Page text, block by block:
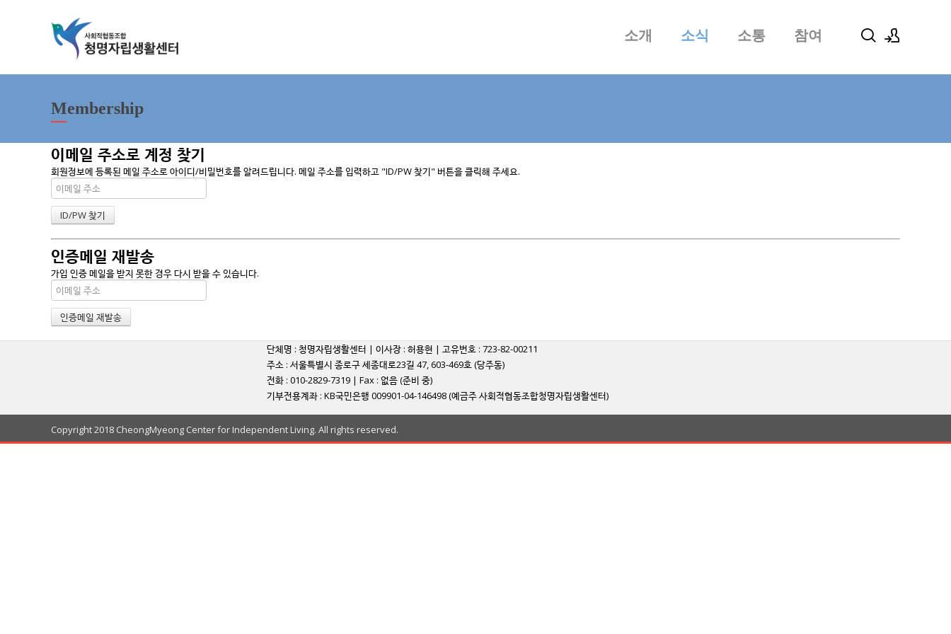
로그인
소개 소식 소통 참여
Membership
이메일 주소로 계정 찾기
회원정보에 등록된 메일 주소로 아이디/비밀번호를 알려드립니다. 메일 주소를 입력하고 "ID/PW 찾기" 버튼을 클릭해 주세요.
인증메일 재발송
가입 인증 메일을 받지 못한 경우 다시 받을 수 있습니다.
단체명 : 청명자립생활센터 | 이사장 : 허용현 | 고유번호 : 723-82-00211
주소 : 서울특별시 종로구 세종대로23길 47, 603-469호 (당주동)
전화 : 010-2829-7319 | Fax : 없음 (준비 중)
기부전용계좌 : KB국민은행 009901-04-146498 (예금주 사회적협동조합청명자립생활센터)
Copyright 2018 CheongMyeong Center for Independent Living. All rights reserved.